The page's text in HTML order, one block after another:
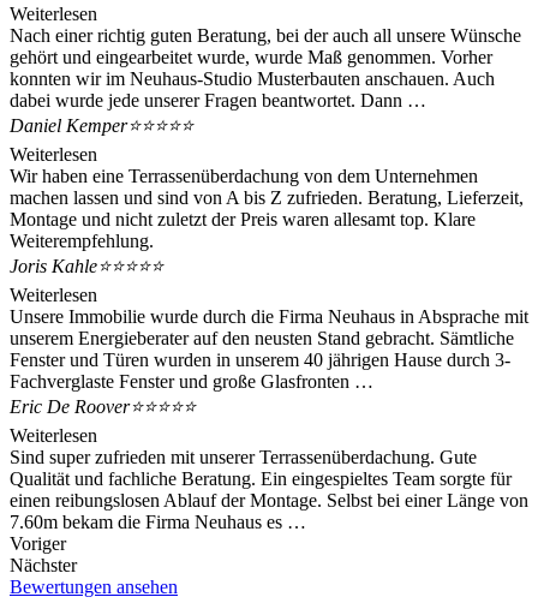
Weiterlesen
Nach einer richtig guten Beratung, bei der auch all unsere Wünsche
gehört und eingearbeitet wurde, wurde Maß genommen. Vorher
konnten wir im Neuhaus-Studio Musterbauten anschauen. Auch
dabei wurde jede unserer Fragen beantwortet. Dann …
Daniel Kemper⭐⭐⭐⭐⭐
Weiterlesen
Wir haben eine Terrassenüberdachung von dem Unternehmen
machen lassen und sind von A bis Z zufrieden. Beratung, Lieferzeit,
Montage und nicht zuletzt der Preis waren allesamt top. Klare
Weiterempfehlung.
Joris Kahle⭐⭐⭐⭐⭐
Weiterlesen
Unsere Immobilie wurde durch die Firma Neuhaus in Absprache mit
unserem Energieberater auf den neusten Stand gebracht. Sämtliche
Fenster und Türen wurden in unserem 40 jährigen Hause durch 3-
Fachverglaste Fenster und große Glasfronten …
Eric De Roover⭐⭐⭐⭐⭐
Weiterlesen
Sind super zufrieden mit unserer Terrassenüberdachung. Gute
Qualität und fachliche Beratung. Ein eingespieltes Team sorgte für
einen reibungslosen Ablauf der Montage. Selbst bei einer Länge von
7.60m bekam die Firma Neuhaus es …
Voriger
Nächster
Bewertungen ansehen